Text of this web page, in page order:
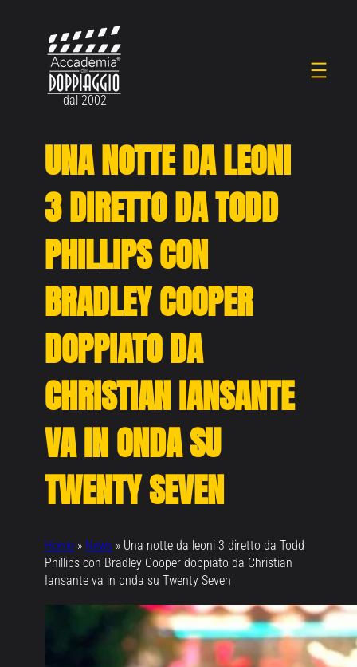
contenuto
dal 2002
UNA NOTTE DA LEONI
3 DIRETTO DA TODD
PHILLIPS CON
BRADLEY COOPER
DOPPIATO DA
CHRISTIAN IANSANTE
VA IN ONDA SU
TWENTY SEVEN
Home » News » Una notte da leoni 3 diretto da Todd
Phillips con Bradley Cooper doppiato da Christian
Iansante va in onda su Twenty Seven